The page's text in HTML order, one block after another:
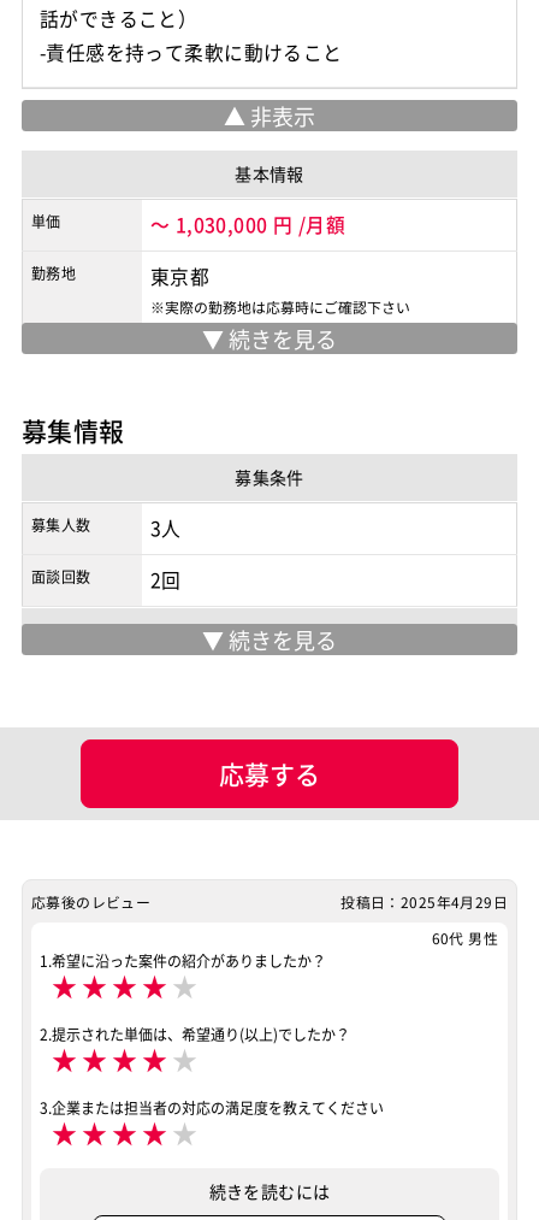
話ができること）
-責任感を持って柔軟に動けること
基本情報
単価 ～ 1,030,000 円 /月額
勤務地 東京都
※実際の勤務地は応募時にご確認下さい
契約形態 業務委託
募集情報
募集条件
募集人数 3人
面談回数 2回
現場情報
マッチング設定
その他
案件ID：664416
応募する
応募後のレビュー
投稿日：2025年4月29日
60代 男性
1.希望に沿った案件の紹介がありましたか？
★ ★ ★ ★ ★
2.提示された単価は、希望通り(以上)でしたか？
★ ★ ★ ★ ★
3.企業または担当者の対応の満足度を教えてください
★ ★ ★ ★ ★
続きを読むには